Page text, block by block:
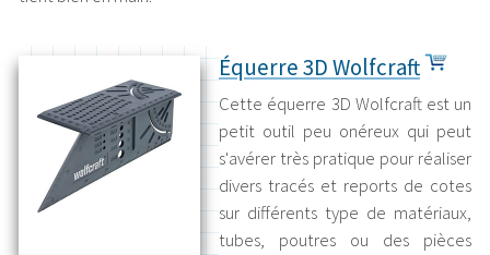
Équerre 3D Wolfcraft
Cette équerre 3D Wolfcraft est un
petit outil peu onéreux qui peut
s'avérer très pratique pour réaliser
divers tracés et reports de cotes
sur différents type de matériaux,
tubes, poutres ou des pièces